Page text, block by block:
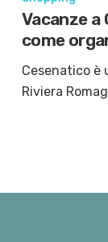
Vacanze a
come
Cesenatico è
Riviera